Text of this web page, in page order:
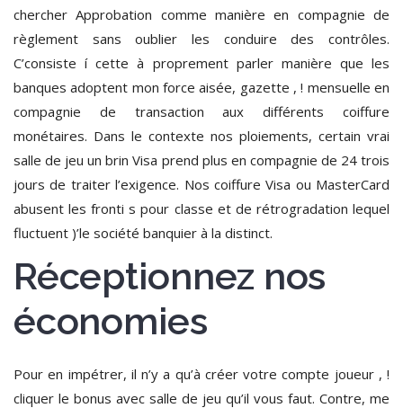
chercher Approbation comme manière en compagnie de
règlement sans oublier les conduire des contrôles.
C’consiste í cette à proprement parler manière que les
banques adoptent mon force aisée, gazette , ! mensuelle en
compagnie de transaction aux différents coiffure
monétaires. Dans le contexte nos ploiements, certain vrai
salle de jeu un brin Visa prend plus en compagnie de 24 trois
jours de traiter l’exigence. Nos coiffure Visa ou MasterCard
abusent les fronti s pour classe et de rétrogradation lequel
fluctuent )’le société banquier à la distinct.
Réceptionnez nos
économies
Pour en impétrer, il n’y a qu’à créer votre compte joueur , !
cliquer le bonus avec salle de jeu qu’il vous faut. Contre, me